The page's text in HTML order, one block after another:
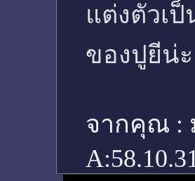
แต่งตัวเ
ของปูยีน่
จากคุณ :